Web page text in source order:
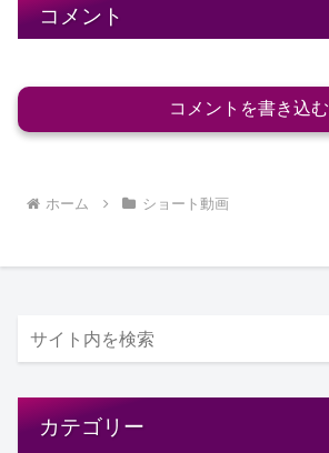
コメント
コメントを書き込む
ホーム ショート動画
カテゴリー